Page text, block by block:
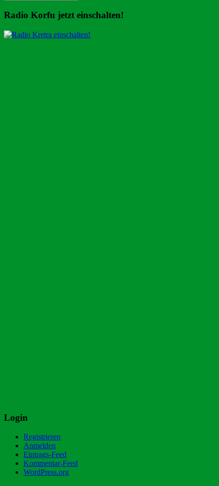
Radio Korfu jetzt einschalten!
Login
Registrieren
Anmelden
Eintrags-Feed
Kommentar-Feed
WordPress.org